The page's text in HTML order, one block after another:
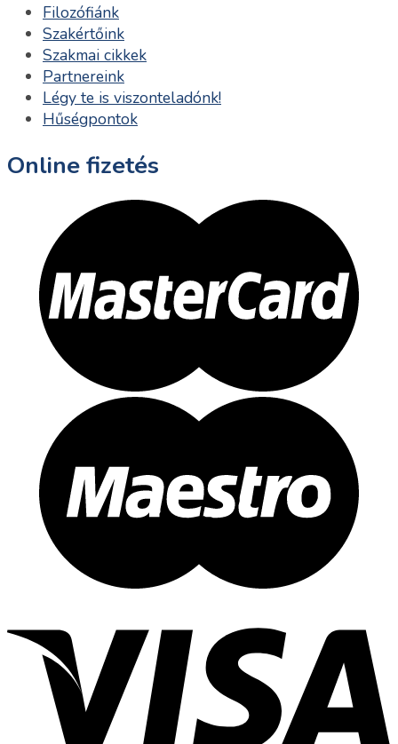
Filozófiánk
Szakértőink
Szakmai cikkek
Partnereink
Légy te is viszonteladónk!
Hűségpontok
Online fizetés